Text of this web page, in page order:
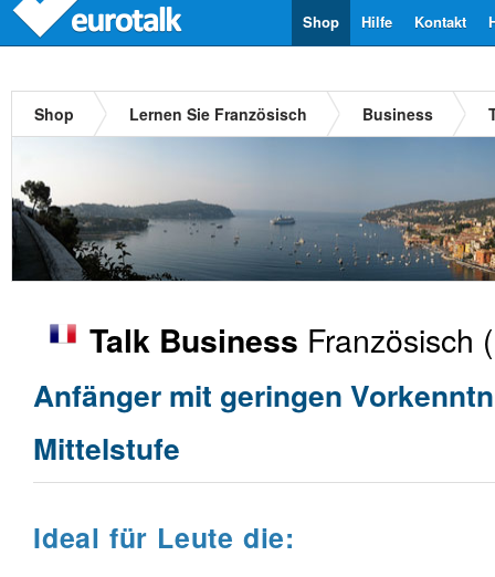
Kontakt
Hilfe
Shop
Shop Lernen Sie Französisch Business
Talk Business Französisch
Anfänger mit geringen
Mittelstufe
Ideal für Leute die: